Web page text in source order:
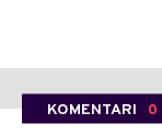
KOMENTARI 0